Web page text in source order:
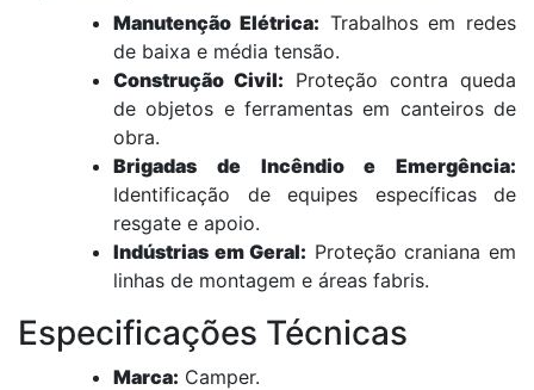
Manutenção Elétrica: Trabalhos em redes
de baixa e média tensão.
Construção Civil: Proteção contra queda
de objetos e ferramentas em canteiros de
obra.
Brigadas de Incêndio e Emergência:
Identificação de equipes específicas de
resgate e apoio.
Indústrias em Geral: Proteção craniana em
linhas de montagem e áreas fabris.
Especificações Técnicas
Marca: Camper.